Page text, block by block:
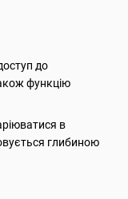
до
функцію
в
глибиною